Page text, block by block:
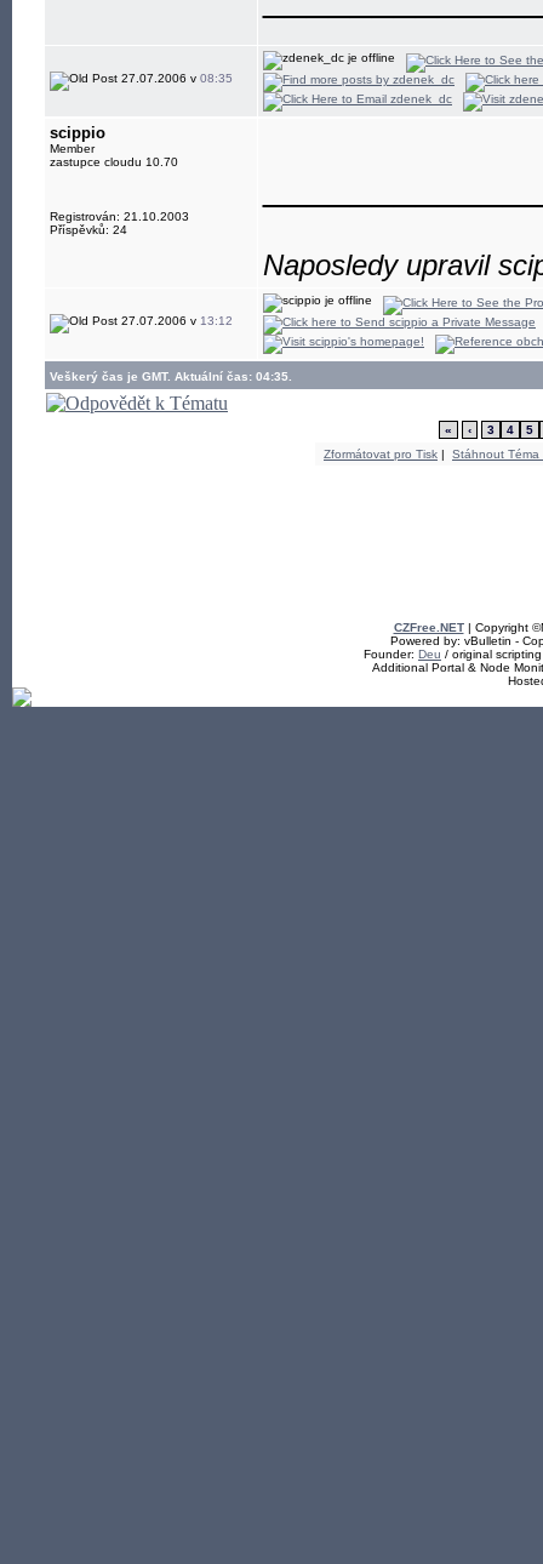
27.07.2006 v 08:35
scippio
Member
zastupce cloudu 10.70
Registrován: 21.10.2003
Příspěvků: 24
Naposledy upravil
27.07.2006 v 13:12
Veškerý čas je GMT. Aktuální čas: 04:35.
« ‹ 3 4
5
Zformátovat pro Tisk | Stáhnout Téma
CZFree.NET| Copyright
Powered by: vBulletin -
Founder: Deu / original
Additional Portal & Node